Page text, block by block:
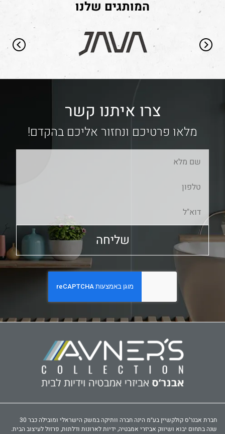
המותגים שלנו
צרו איתנו קשר
מלאו פרטיכם ונחזור אליכם בהקדם!
שליחה
חברת אבנר‘ס קולקשיין בע״מ הינה חברה וותיקה במשק הישראלי ומובילה כבר 30
שנה בתחום יבוא ושיווק אביזרי אמבטיה, ידיות לארונות ודלתות, פרזול לעיצוב הבית.